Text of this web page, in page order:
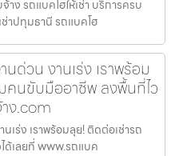
าง รถแบคโฮให้เช่า บริการครบ
ช่าปทุมธานี รถแบคโฮ
นด่วน งานเร่ง เราพร้อม
คนขับมืออาชีพ ลงพื้นที่ไว
ง.com
เร่ง เราพร้อมลุย! ติดต่อเช่ารถ
เลยที่ www.รถแบค